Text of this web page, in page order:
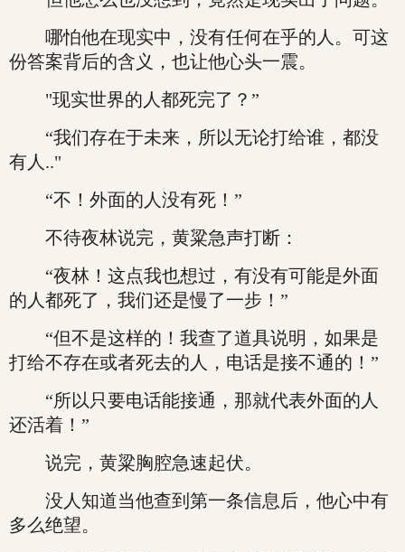
哪怕他在现实中，没有任何在乎的人。可这
份答案背后的含义，也让他心头一震。
"现实世界的人都死完了？”
“我们存在于未来，所以无论打给谁，都没
有人.."
“不！外面的人没有死！”
不待夜林说完，黄粱急声打断：
“夜林！这点我也想过，有没有可能是外面
的人都死了，我们还是慢了一步！”
“但不是这样的！我查了道具说明，如果是
打给不存在或者死去的人，电话是接不通的！”
“所以只要电话能接通，那就代表外面的人
还活着！”
说完，黄粱胸腔急速起伏。
没人知道当他查到第一条信息后，他心中有
多么绝望。